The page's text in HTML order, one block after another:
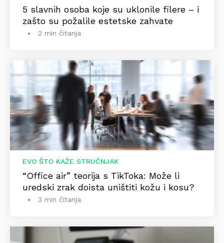
5 slavnih osoba koje su uklonile filere – i
zašto su požalile estetske zahvate
2 min čitanja
EVO ŠTO KAŽE STRUČNJAK
“Office air” teorija s TikToka: Može li
uredski zrak doista uništiti kožu i kosu?
3 min čitanja